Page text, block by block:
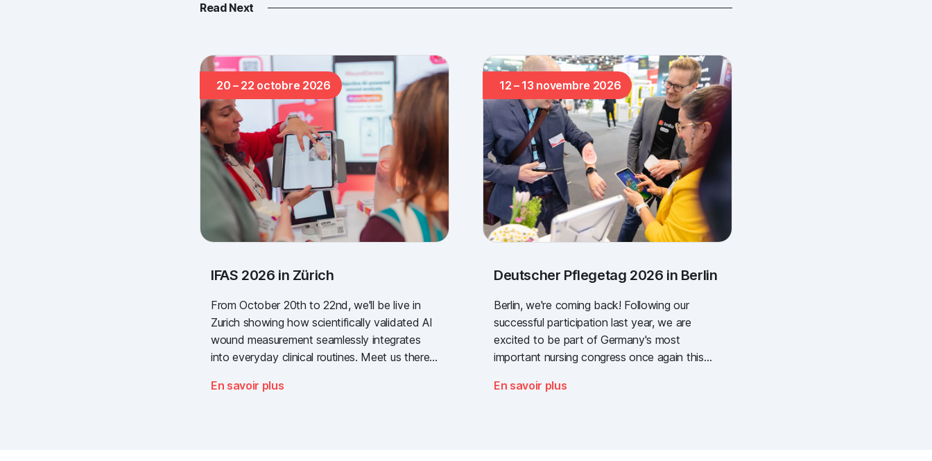
Read Next
20 – 22 octobre 2026
IFAS 2026 in Zürich
From October 20th to 22nd, we'll be live in
Zurich showing how scientifically validated AI
wound measurement seamlessly integrates
into everyday clinical routines. Meet us there -
the Swiss healthcare sector.
En savoir plus
12 – 13 novembre 2026
Deutscher Pflegetag 2026 in Berlin
Berlin, we're coming back! Following our
successful participation last year, we are
excited to be part of Germany's most
important nursing congress once again this
Nursing Day)!
En savoir plus